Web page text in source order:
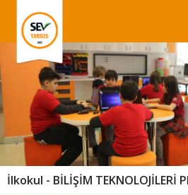
İlkokul - BİLİŞİM TEKNOLOJİLERİ